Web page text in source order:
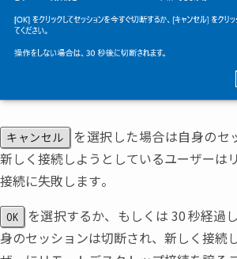
キャンセル を選択した場合は自身のセ
新しく接続しようとしているユーザーは
接続に失敗します。
OK を選択するか、 もしくは 30秒経過
身のセッションは切断され、 新しく接続